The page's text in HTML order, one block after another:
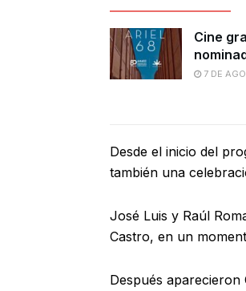
Cine
7 DE
Desde el inicio del
también una
José Luis y Raúl
Castro, en un
Después aparecieron